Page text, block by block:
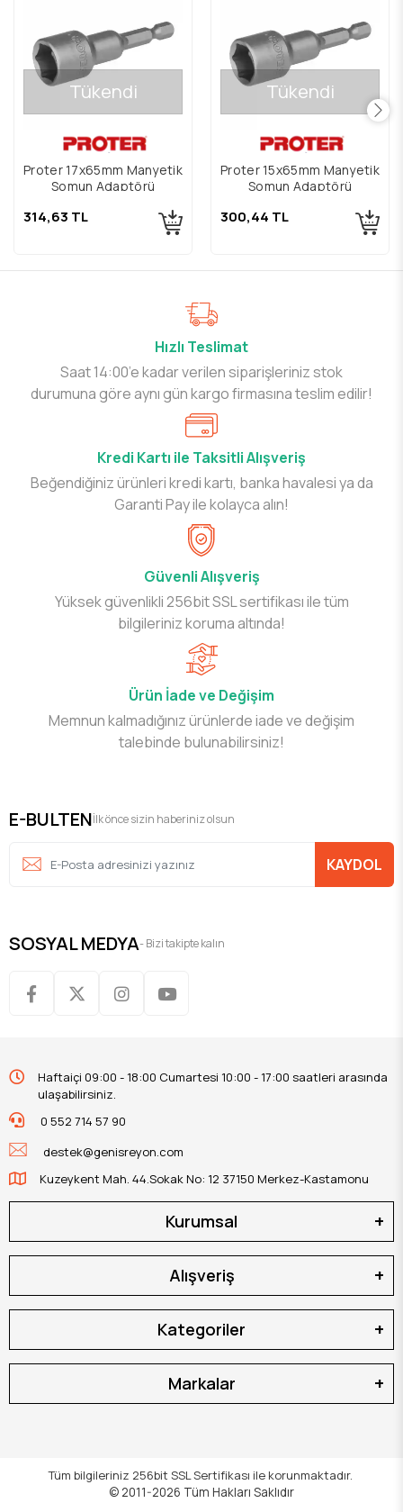
Tükendi
Proter 17x65mm Manyetik
Somun Adaptörü
314,63 TL
Tükendi
Proter 15x65mm Manyetik
Somun Adaptörü
300,44 TL
Hızlı Teslimat
Saat 14:00’e kadar verilen siparişleriniz stok
durumuna göre aynı gün kargo firmasına teslim edilir!
Kredi Kartı ile Taksitli Alışveriş
Beğendiğiniz ürünleri kredi kartı, banka havalesi ya da
Garanti Pay ile kolayca alın!
Güvenli Alışveriş
Yüksek güvenlikli 256bit SSL sertifikası ile tüm
bilgileriniz koruma altında!
Ürün İade ve Değişim
Memnun kalmadığınız ürünlerde iade ve değişim
talebinde bulunabilirsiniz!
E-BULTENİlk önce sizin haberiniz olsun
KAYDOL
SOSYAL MEDYA- Bizi takipte kalın
Haftaiçi 09:00 - 18:00 Cumartesi 10:00 - 17:00 saatleri arasında
ulaşabilirsiniz.
0 552 714 57 90
destek@genisreyon.com
Kuzeykent Mah. 44.Sokak No: 12 37150 Merkez-Kastamonu
Kurumsal
Alışveriş
Kategoriler
Markalar
Tüm bilgileriniz 256bit SSL Sertifikası ile korunmaktadır.
© 2011-2026 Tüm Hakları Saklıdır